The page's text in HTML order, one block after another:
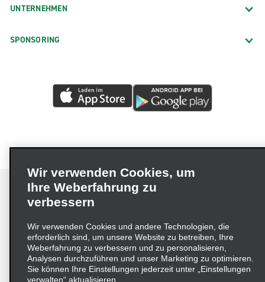
UNTERNEHMEN
SPONSORING
Impressum Nutzungsbedingungen
Datenschutzrichtlinie
Cookie-Richtlinie
Datenschutzoptionen
Lieferkettensorgfaltspflichtengesetz (LkSG) Grundsatzerklärung
Beschwerdeverfahren nach dem
Wir verwenden Cookies, um
Ihre Weberfahrung zu
verbessern
Wir verwenden Cookies und andere Technologien, die
erforderlich sind, um unsere Website zu betreiben, Ihre
Weberfahrung zu verbessern und zu personalisieren,
Analysen durchzuführen und unser Marketing zu optimieren.
Sie können Ihre Einstellungen jederzeit unter „Einstellungen
verwalten“ aktualisieren.